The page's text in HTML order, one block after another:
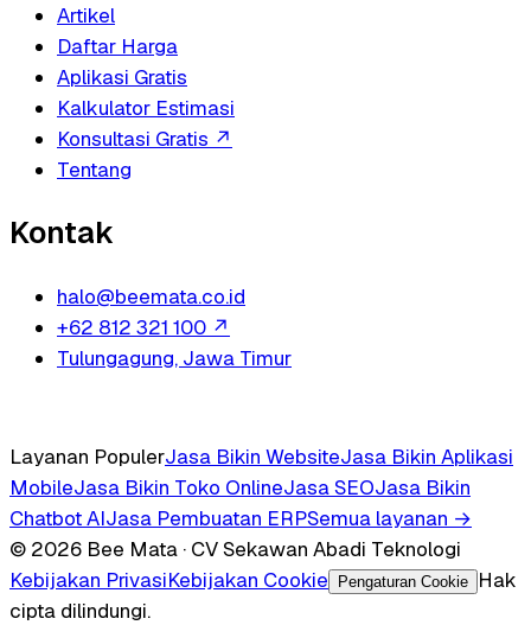
Artikel
Daftar Harga
Aplikasi Gratis
Kalkulator Estimasi
Konsultasi Gratis ↗
Tentang
Kontak
halo@beemata.co.id
+62 812 321 100 ↗
Tulungagung, Jawa Timur
Layanan PopulerJasa Bikin WebsiteJasa Bikin Aplikasi
MobileJasa Bikin Toko OnlineJasa SEOJasa Bikin
Chatbot AIJasa Pembuatan ERPSemua layanan →
© 2026 Bee Mata · CV Sekawan Abadi Teknologi
Kebijakan PrivasiKebijakan Cookie Pengaturan Cookie
Hak
cipta dilindungi.